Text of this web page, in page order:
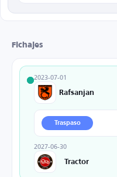
Fichajes
2023-07-01
Rafsanjan
Traspaso
2027-06-30
Tractor